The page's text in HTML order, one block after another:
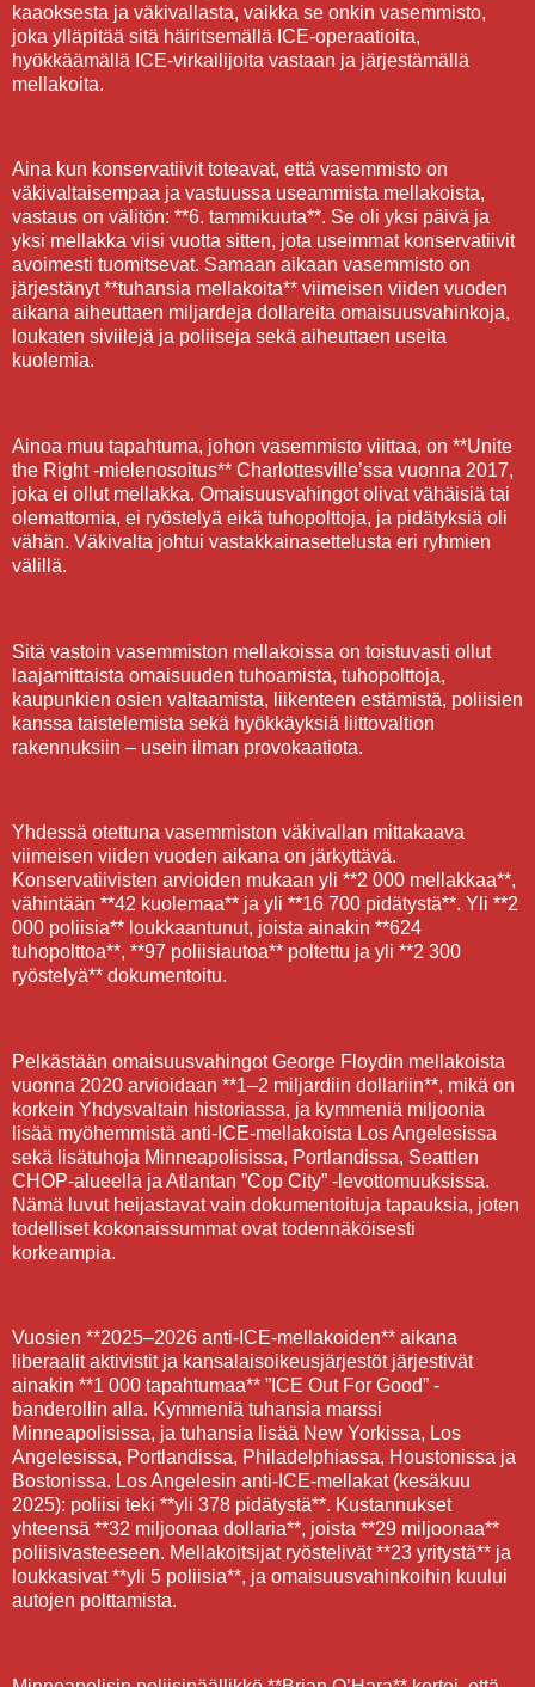
kaaoksesta ja väkivallasta, vaikka se onkin vasemmisto,
joka ylläpitää sitä häiritsemällä ICE-operaatioita,
hyökkäämällä ICE-virkailijoita vastaan ja järjestämällä
mellakoita.
Aina kun konservatiivit toteavat, että vasemmisto on
väkivaltaisempaa ja vastuussa useammista mellakoista,
vastaus on välitön: **6. tammikuuta**. Se oli yksi päivä ja
yksi mellakka viisi vuotta sitten, jota useimmat konservatiivit
avoimesti tuomitsevat. Samaan aikaan vasemmisto on
järjestänyt **tuhansia mellakoita** viimeisen viiden vuoden
aikana aiheuttaen miljardeja dollareita omaisuusvahinkoja,
loukaten siviilejä ja poliiseja sekä aiheuttaen useita
kuolemia.
Ainoa muu tapahtuma, johon vasemmisto viittaa, on **Unite
the Right -mielenosoitus** Charlottesville’ssa vuonna 2017,
joka ei ollut mellakka. Omaisuusvahingot olivat vähäisiä tai
olemattomia, ei ryöstelyä eikä tuhopolttoja, ja pidätyksiä oli
vähän. Väkivalta johtui vastakkainasettelusta eri ryhmien
välillä.
Sitä vastoin vasemmiston mellakoissa on toistuvasti ollut
laajamittaista omaisuuden tuhoamista, tuhopolttoja,
kaupunkien osien valtaamista, liikenteen estämistä, poliisien
kanssa taistelemista sekä hyökkäyksiä liittovaltion
rakennuksiin – usein ilman provokaatiota.
Yhdessä otettuna vasemmiston väkivallan mittakaava
viimeisen viiden vuoden aikana on järkyttävä.
Konservatiivisten arvioiden mukaan yli **2 000 mellakkaa**,
vähintään **42 kuolemaa** ja yli **16 700 pidätystä**. Yli **2
000 poliisia** loukkaantunut, joista ainakin **624
tuhopolttoa**, **97 poliisiautoa** poltettu ja yli **2 300
ryöstelyä** dokumentoitu.
Pelkästään omaisuusvahingot George Floydin mellakoista
vuonna 2020 arvioidaan **1–2 miljardiin dollariin**, mikä on
korkein Yhdysvaltain historiassa, ja kymmeniä miljoonia
lisää myöhemmistä anti-ICE-mellakoista Los Angelesissa
sekä lisätuhoja Minneapolisissa, Portlandissa, Seattlen
CHOP-alueella ja Atlantan ”Cop City” -levottomuuksissa.
Nämä luvut heijastavat vain dokumentoituja tapauksia, joten
todelliset kokonaissummat ovat todennäköisesti
korkeampia.
Vuosien **2025–2026 anti-ICE-mellakoiden** aikana
liberaalit aktivistit ja kansalaisoikeusjärjestöt järjestivät
ainakin **1 000 tapahtumaa** ”ICE Out For Good” -
banderollin alla. Kymmeniä tuhansia marssi
Minneapolisissa, ja tuhansia lisää New Yorkissa, Los
Angelesissa, Portlandissa, Philadelphiassa, Houstonissa ja
Bostonissa. Los Angelesin anti-ICE-mellakat (kesäkuu
2025): poliisi teki **yli 378 pidätystä**. Kustannukset
yhteensä **32 miljoonaa dollaria**, joista **29 miljoonaa**
poliisivasteeseen. Mellakoitsijat ryöstelivät **23 yritystä** ja
loukkasivat **yli 5 poliisia**, ja omaisuusvahinkoihin kuului
autojen polttamista.